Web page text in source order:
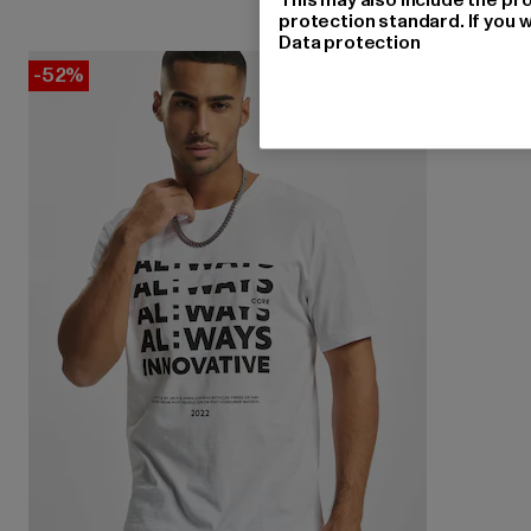
-52%
protection standard. If you
Data protection